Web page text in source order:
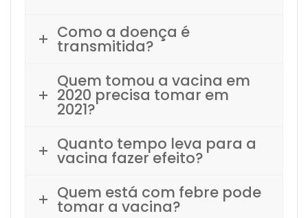
Como a doença é
transmitida?
Quem tomou a vacina em
2020 precisa tomar em
2021?
Quanto tempo leva para a
vacina fazer efeito?
Quem está com febre pode
tomar a vacina?